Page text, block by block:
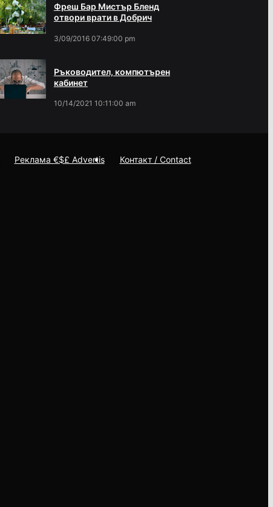
Фреш Бар Мистър Бленд
отвори врати в Добрич
3/09/2016 07:49:00 pm
Ръководител, компютърен
кабинет
10/14/2021 10:11:00 am
Реклама €$£ Advertis Контакт / Contact